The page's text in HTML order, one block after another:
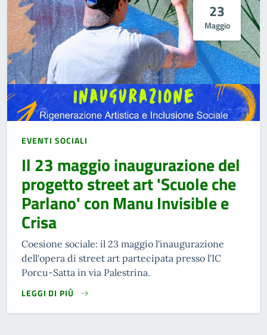
23
Maggio
EVENTI SOCIALI
Il 23 maggio inaugurazione del
progetto street art 'Scuole che
Parlano' con Manu Invisible e
Crisa
Coesione sociale: il 23 maggio l'inaugurazione
dell'opera di street art partecipata presso l'IC
Porcu-Satta in via Palestrina.
LEGGI DI PIÙ